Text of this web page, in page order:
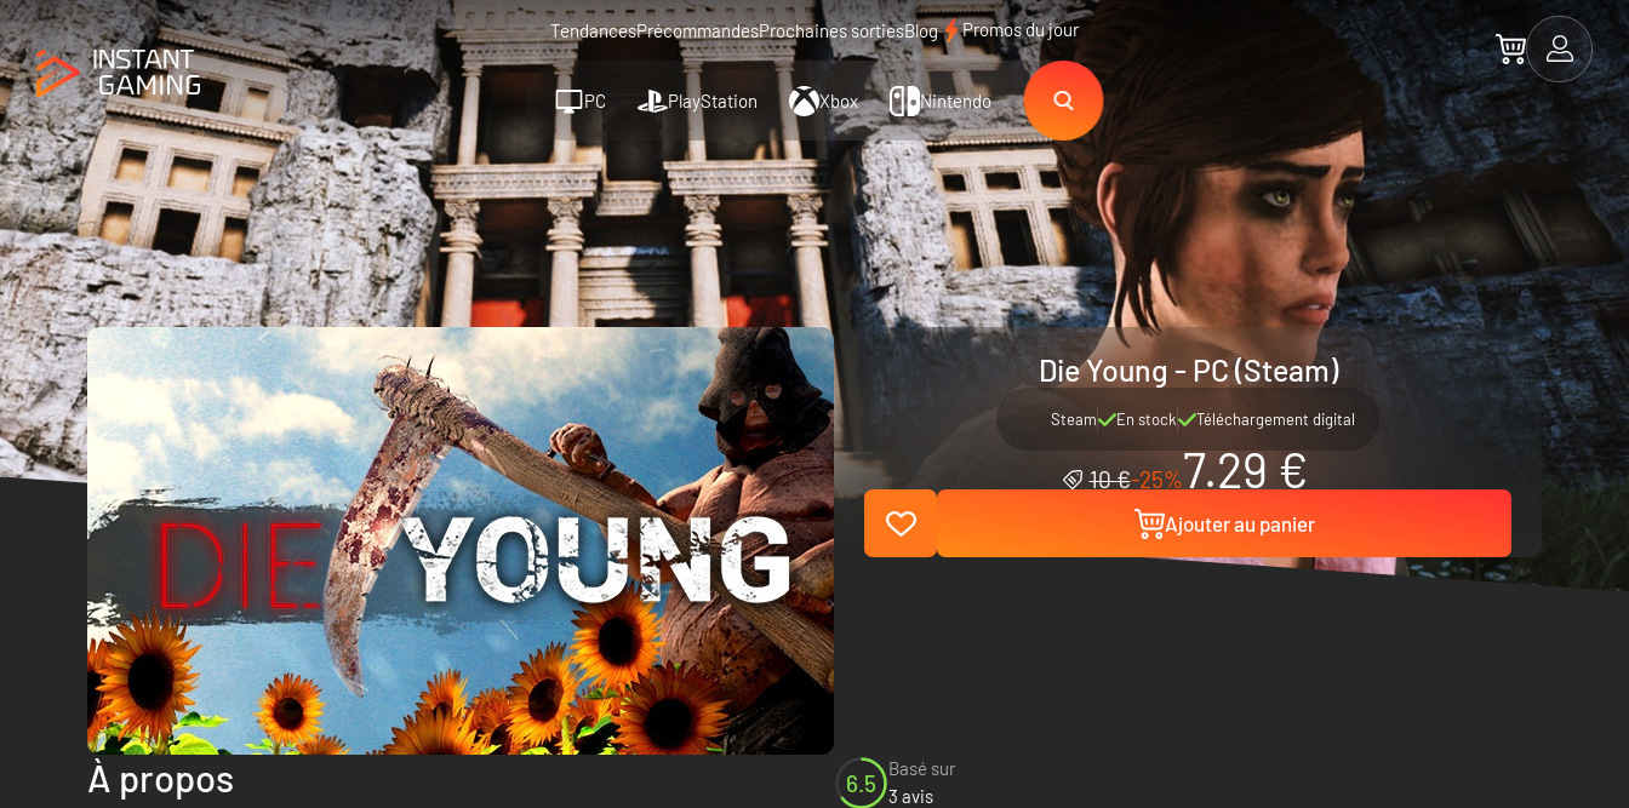
TendancesPrécommandesProchaines sortiesBlog Promos du jour
PC PlayStation Xbox Nintendo
Die Young - PC (Steam)
Steam En stock Téléchargement digital
10 €-25%7.29 €
Ajouter au panier
À propos 6.5
Basé sur
3 avis